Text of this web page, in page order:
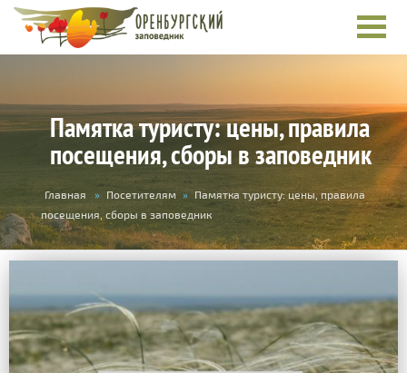
Памятка туристу: цены, правила
посещения, сборы в заповедник
Вы
здесь
Главная » Посетителям » Памятка туристу: цены, правила
посещения, сборы в заповедник